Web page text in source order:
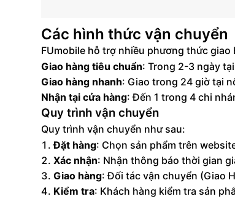
Các hình thức vận chuyển
FUmobile hỗ trợ nhiều phương thức giao
Giao hàng tiêu chuẩn: Trong 2-3 ngày
Giao hàng nhanh: Giao trong 24 giờ tại
Nhận tại cửa hàng: Đến 1 trong 4 chi
Quy trình vận chuyển
Quy trình vận chuyển như sau:
Đặt hàng: Chọn sản phẩm trên
Xác nhận: Nhận thông báo thời gian
Giao hàng: Đối tác vận chuyển (Giao
Kiểm tra: Khách hàng kiểm tra sản